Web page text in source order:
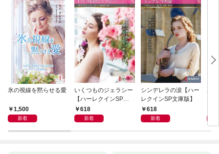
氷の視線を黙らせる愛
1,500
新着
いくつものジェラシー
【ハーレクインSP文
庫版】
618
新着
シンデレラの涙【ハー
レクインSP文庫版】
618
新着
あ
レ
ク